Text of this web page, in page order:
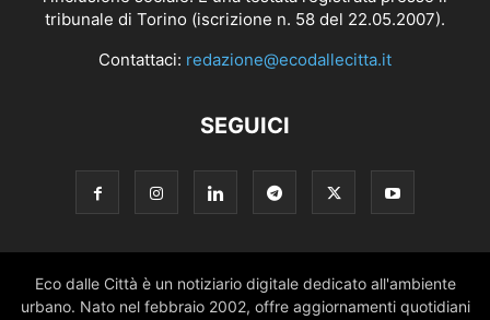
tribunale di Torino (iscrizione n. 58 del 22.05.2007).
Contattaci: redazione@ecodallecitta.it
SEGUICI
Eco dalle Città è un notiziario digitale dedicato all'ambiente
urbano. Nato nel febbraio 2002, offre aggiornamenti quotidiani